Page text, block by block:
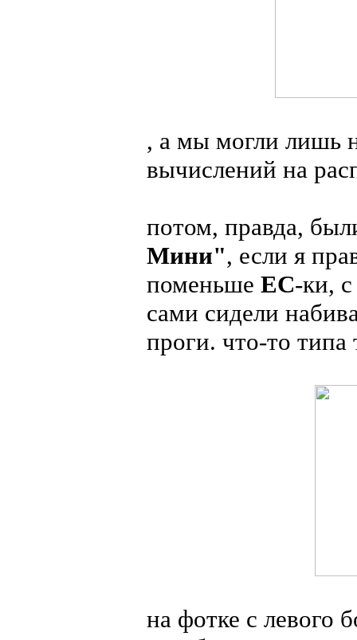
, а мы могли лишь
вычислений на
потом, правда,
Мини", если я
поменьше ЕС-ки,
сами сидели
проги. что-то типа
на фотке с левого